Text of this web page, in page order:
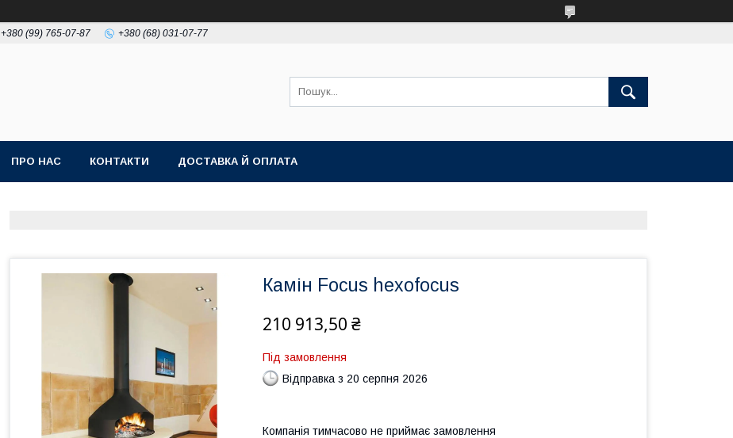
+380 (99) 765-07-87 +380 (68) 031-07-77
ПРО НАС КОНТАКТИ ДОСТАВКА Й ОПЛАТА
Камін Focus hexofocus
210 913,50 ₴
Під замовлення
Відправка з 20 серпня 2026
Компанія тимчасово не приймає замовлення